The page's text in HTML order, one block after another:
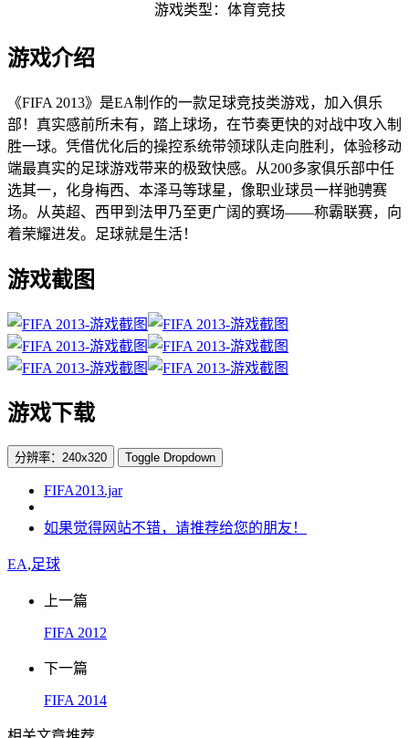
游戏类型：体育竞技
游戏介绍
《FIFA 2013》是EA制作的一款足球竞技类游戏，加入俱乐
部！真实感前所未有，踏上球场，在节奏更快的对战中攻入制
胜一球。凭借优化后的操控系统带领球队走向胜利，体验移动
端最真实的足球游戏带来的极致快感。从200多家俱乐部中任
选其一，化身梅西、本泽马等球星，像职业球员一样驰骋赛
场。从英超、西甲到法甲乃至更广阔的赛场——称霸联赛，向
着荣耀进发。足球就是生活！
游戏截图
游戏下载
分辨率：240x320 Toggle Dropdown
FIFA2013.jar
如果觉得网站不错，请推荐给您的朋友！
EA,足球
上一篇
FIFA 2012
下一篇
FIFA 2014